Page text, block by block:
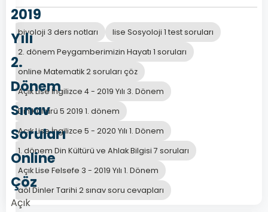
2019
Yılı
2.
Dönem
Sınav
Soruları
Online
Çöz
Açık
biyoloji 3 ders notları
lise Sosyoloji 1 test soruları
2. dönem Peygamberimizin Hayatı 1 soruları
online Matematik 2 soruları çöz
Açık Lise İngilizce 4 - 2019 Yılı 3. Dönem
Din Kültürü 5 2019 1. dönem
Açık Lise İngilizce 5 - 2020 Yılı 1. Dönem
1. dönem Din Kültürü ve Ahlak Bilgisi 7 soruları
Açık Lise Felsefe 3 - 2019 Yılı 1. Dönem
aöl Dinler Tarihi 2 sınav soru cevapları